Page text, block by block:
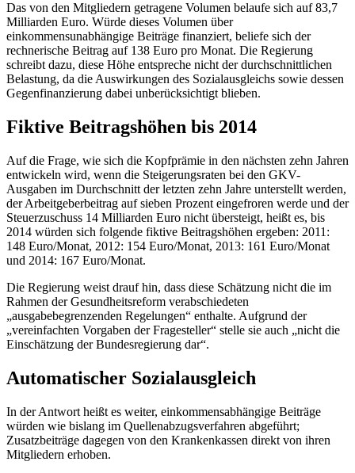
Das von den Mitgliedern getragene Volumen belaufe sich auf 83,7
Milliarden Euro. Würde dieses Volumen über
einkommensunabhängige Beiträge finanziert, beliefe sich der
rechnerische Beitrag auf 138 Euro pro Monat. Die Regierung
schreibt dazu, diese Höhe entspreche nicht der durchschnittlichen
Belastung, da die Auswirkungen des Sozialausgleichs sowie dessen
Gegenfinanzierung dabei unberücksichtigt blieben.
Fiktive Beitragshöhen bis 2014
Auf die Frage, wie sich die Kopfprämie in den nächsten zehn Jahren
entwickeln wird, wenn die Steigerungsraten bei den GKV-
Ausgaben im Durchschnitt der letzten zehn Jahre unterstellt werden,
der Arbeitgeberbeitrag auf sieben Prozent eingefroren werde und der
Steuerzuschuss 14 Milliarden Euro nicht übersteigt, heißt es, bis
2014 würden sich folgende fiktive Beitragshöhen ergeben: 2011:
148 Euro/Monat, 2012: 154 Euro/Monat, 2013: 161 Euro/Monat
und 2014: 167 Euro/Monat.
Die Regierung weist drauf hin, dass diese Schätzung nicht die im
Rahmen der Gesundheitsreform verabschiedeten
„ausgabebegrenzenden Regelungen“ enthalte. Aufgrund der
„vereinfachten Vorgaben der Fragesteller“ stelle sie auch „nicht die
Einschätzung der Bundesregierung dar“.
Automatischer Sozialausgleich
In der Antwort heißt es weiter, einkommensabhängige Beiträge
würden wie bislang im Quellenabzugsverfahren abgeführt;
Zusatzbeiträge dagegen von den Krankenkassen direkt von ihren
Mitgliedern erhoben.